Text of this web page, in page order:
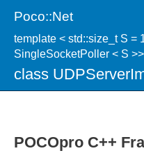
Poco::Net
template < std::size_t S =
SingleSocketPoller < S >>
class